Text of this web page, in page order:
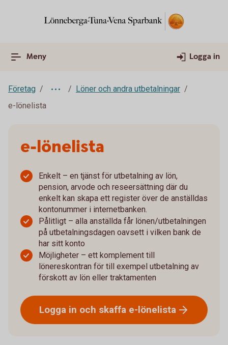
Meny Logga in
Företag
Löner och andra utbetalningar
e-lönelista
e-lönelista
Enkelt – en tjänst för utbetalning av lön,
pension, arvode och reseersättning där du
enkelt kan skapa ett register över de anställdas
kontonummer i internetbanken.
Pålitligt – alla anställda får lönen/utbetalningen
på utbetalningsdagen oavsett i vilken bank de
har sitt konto
Möjligheter – ett komplement till
lönereskontran för till exempel utbetalning av
förskott av lön eller traktamenten
Logga in och skaffa e-lönelista